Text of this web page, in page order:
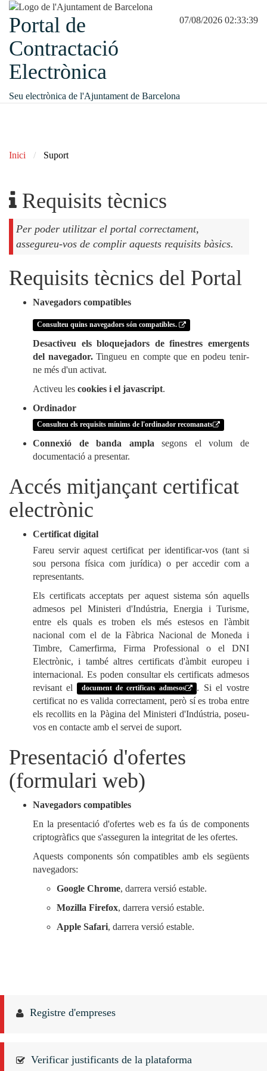
07/08/2026 02:33:39
Portal de
Contractació
Electrònica
Seu electrònica de l'Ajuntament de Barcelona
Inici Suport
Requisits tècnics
Per poder utilitzar el portal correctament,
assegureu-vos de complir aquests requisits bàsics.
Requisits tècnics del Portal
Navegadors compatibles
Consulteu quins navegadors són compatibles.
Desactiveu els bloquejadors de finestres emergents
del navegador.Tingueu en compte que en podeu tenir-
ne més d'un activat.
Activeu les cookies i el javascript.
Ordinador
Consulteu els requisits mínims de l'ordinador recomanats
Connexió de banda ampla segons el volum de
documentació a presentar.
Accés mitjançant certificat
electrònic
Certificat digital
Fareu servir aquest certificat per identificar-vos (tant si
sou persona física com jurídica) o per accedir com a
representants.
Els certificats acceptats per aquest sistema són aquells
admesos pel Ministeri d'Indústria, Energia i Turisme,
entre els quals es troben els més estesos en l'àmbit
nacional com el de la Fàbrica Nacional de Moneda i
Timbre, Camerfirma, Firma Professional o el DNI
Electrònic, i també altres certificats d'àmbit europeu i
internacional. Es poden consultar els certificats admesos
revisant el
document de certificats admesos
. Si el vostre
certificat no es valida correctament, però sí es troba entre
els recollits en la Pàgina del Ministeri d'Indústria, poseu-
vos en contacte amb el servei de suport.
Presentació d'ofertes
(formulari web)
Navegadors compatibles
En la presentació d'ofertes web es fa ús de components
criptogràfics que s'asseguren la integritat de les ofertes.
Aquests components són compatibles amb els següents
navegadors:
Google Chrome, darrera versió estable.
Mozilla Firefox, darrera versió estable.
Apple Safari, darrera versió estable.
Registre d'empreses
Verificar justificants de la plataforma